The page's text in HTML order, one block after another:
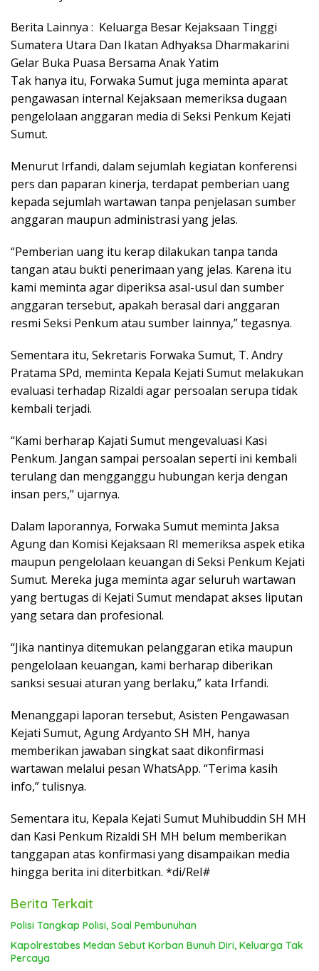
Berita Lainnya : Keluarga Besar Kejaksaan Tinggi
Sumatera Utara Dan Ikatan Adhyaksa Dharmakarini
Gelar Buka Puasa Bersama Anak Yatim
Tak hanya itu, Forwaka Sumut juga meminta aparat
pengawasan internal Kejaksaan memeriksa dugaan
pengelolaan anggaran media di Seksi Penkum Kejati
Sumut.
Menurut Irfandi, dalam sejumlah kegiatan konferensi
pers dan paparan kinerja, terdapat pemberian uang
kepada sejumlah wartawan tanpa penjelasan sumber
anggaran maupun administrasi yang jelas.
“Pemberian uang itu kerap dilakukan tanpa tanda
tangan atau bukti penerimaan yang jelas. Karena itu
kami meminta agar diperiksa asal-usul dan sumber
anggaran tersebut, apakah berasal dari anggaran
resmi Seksi Penkum atau sumber lainnya,” tegasnya.
Sementara itu, Sekretaris Forwaka Sumut, T. Andry
Pratama SPd, meminta Kepala Kejati Sumut melakukan
evaluasi terhadap Rizaldi agar persoalan serupa tidak
kembali terjadi.
“Kami berharap Kajati Sumut mengevaluasi Kasi
Penkum. Jangan sampai persoalan seperti ini kembali
terulang dan mengganggu hubungan kerja dengan
insan pers,” ujarnya.
Dalam laporannya, Forwaka Sumut meminta Jaksa
Agung dan Komisi Kejaksaan RI memeriksa aspek etika
maupun pengelolaan keuangan di Seksi Penkum Kejati
Sumut. Mereka juga meminta agar seluruh wartawan
yang bertugas di Kejati Sumut mendapat akses liputan
yang setara dan profesional.
“Jika nantinya ditemukan pelanggaran etika maupun
pengelolaan keuangan, kami berharap diberikan
sanksi sesuai aturan yang berlaku,” kata Irfandi.
Menanggapi laporan tersebut, Asisten Pengawasan
Kejati Sumut, Agung Ardyanto SH MH, hanya
memberikan jawaban singkat saat dikonfirmasi
wartawan melalui pesan WhatsApp. “Terima kasih
info,” tulisnya.
Sementara itu, Kepala Kejati Sumut Muhibuddin SH MH
dan Kasi Penkum Rizaldi SH MH belum memberikan
tanggapan atas konfirmasi yang disampaikan media
hingga berita ini diterbitkan. *di/Rel#
Berita Terkait
Polisi Tangkap Polisi, Soal Pembunuhan
Kapolrestabes Medan Sebut Korban Bunuh Diri, Keluarga Tak
Percaya